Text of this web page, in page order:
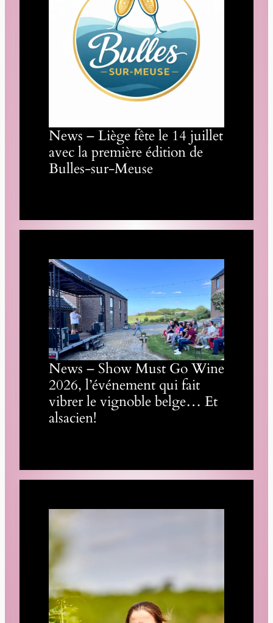
News – Liège fête le 14 juillet
avec la première édition de
Bulles-sur-Meuse
News – Show Must Go Wine
2026, l’événement qui fait
vibrer le vignoble belge… Et
alsacien!